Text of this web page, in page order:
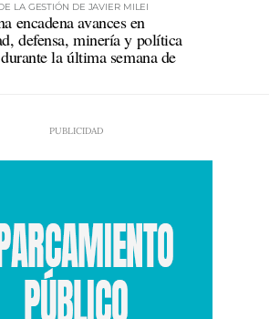
LA GESTIÓN DE JAVIER MILEI
encadena avances en
defensa, minería y política
la última semana de